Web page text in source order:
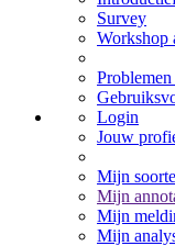
Survey
Workshop
Login
Jouw
Mijn
Mijn
Mijn
Mijn